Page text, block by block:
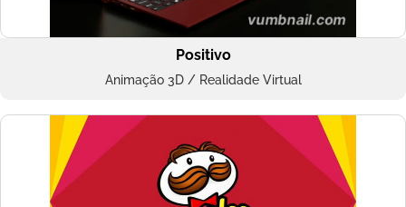
Positivo
Animação 3D / Realidade Virtual